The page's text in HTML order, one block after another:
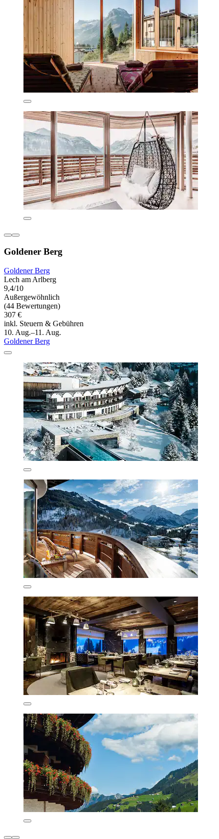
Goldener Berg
Goldener Berg
Lech am Arlberg
9,4/10
Außergewöhnlich
(44 Bewertungen)
307 €
inkl. Steuern & Gebühren
10. Aug.–11. Aug.
Goldener Berg